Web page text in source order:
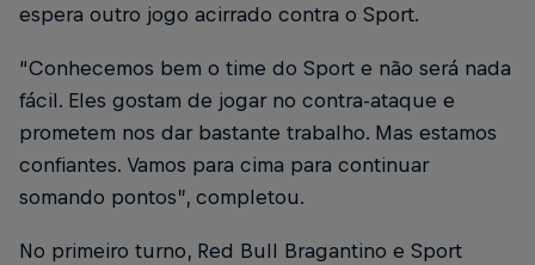
espera outro jogo acirrado contra o Sport.
“Conhecemos bem o time do Sport e não será nada
fácil. Eles gostam de jogar no contra-ataque e
prometem nos dar bastante trabalho. Mas estamos
confiantes. Vamos para cima para continuar
somando pontos”, completou.
No primeiro turno, Red Bull Bragantino e Sport